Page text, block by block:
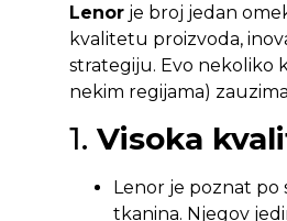
Lenor je broj jedan
kvalitetu proizvoda,
strategiju. Evo nekoliko
nekim regijama)
1. Visoka
Lenor je poznat po
tkanina. Njegov